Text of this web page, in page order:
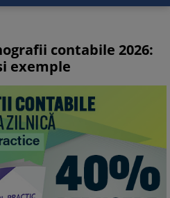
contabile 2026:
exemple